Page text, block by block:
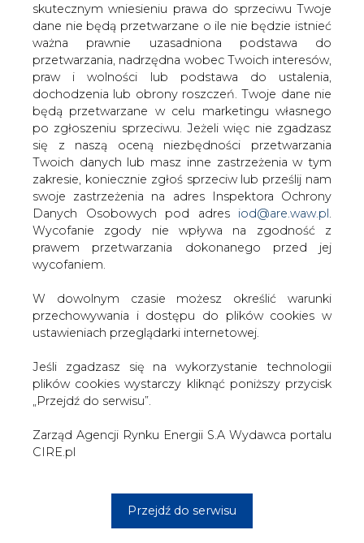
skutecznym wniesieniu prawa do sprzeciwu Twoje
dane nie będą przetwarzane o ile nie będzie istnieć
ważna prawnie uzasadniona podstawa do
przetwarzania, nadrzędna wobec Twoich interesów,
praw i wolności lub podstawa do ustalenia,
dochodzenia lub obrony roszczeń. Twoje dane nie
będą przetwarzane w celu marketingu własnego
po zgłoszeniu sprzeciwu. Jeżeli więc nie zgadzasz
się z naszą oceną niezbędności przetwarzania
Twoich danych lub masz inne zastrzeżenia w tym
zakresie, koniecznie zgłoś sprzeciw lub prześlij nam
swoje zastrzeżenia na adres Inspektora Ochrony
Danych Osobowych pod adres iod@are.waw.pl
Wycofanie zgody nie wpływa na zgodność z
prawem przetwarzania dokonanego przed jej
wycofaniem.
W dowolnym czasie możesz określić warunki
przechowywania i dostępu do plików cookies w
ustawieniach przeglądarki internetowej.
Jeśli zgadzasz się na wykorzystanie technologii
plików cookies wystarczy kliknąć poniższy przycisk
„Przejdź do serwisu”.
Zarząd Agencji Rynku Energii S.A Wydawca portalu
CIRE.pl
Przejdź do serwisu
"Apeluję o obniżenie temperatury w pomieszczeniach
czasowo niewykorzystywanych w czasie ferii zimowych
oraz o wyłączanie niepotrzebnego oświetlenia i
wszystkich urządzeń biurowych i komputerowych" -
napisano w piśmie sygnowanym przez Mariana Staniego,
Dyrektora Wydziału Ochrony Środowiska Urzędu Miasta
w Lublinie.
"Bardzo proszę o zapisanie stanu licznika energii
elektrycznej i cieplnej w piątek 12 lutego 2010 roku po
zajęciach szkolnych i ponownie w poniedziałek 1 marca
2010 r. przed zajęciami."
Placówki, z najlepszymi wynikami mają otrzymać
nagrody, m.in. żarówki energooszczędne.
#Ciepłownictwo # Energetyka #kraj
Artykuł powstał bez wsparcia narzędzi sztucznej inteligencji.
Wydawca portalu CIRE zgadza się na włączenie publikacji do
KOMENTARZE